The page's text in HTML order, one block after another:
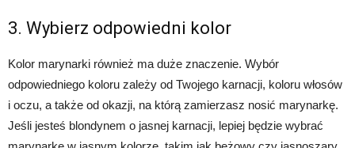
3. Wybierz odpowiedni kolor
Kolor marynarki również ma duże znaczenie. Wybór
odpowiedniego koloru zależy od Twojego karnacji, koloru włosów
i oczu, a także od okazji, na którą zamierzasz nosić marynarkę.
Jeśli jesteś blondynem o jasnej karnacji, lepiej będzie wybrać